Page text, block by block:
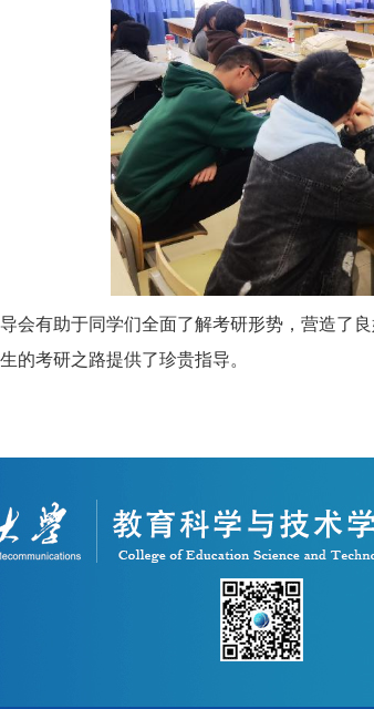
会有助于同学们全面了解考研形势，营造了
的考研之路提供了珍贵指导。